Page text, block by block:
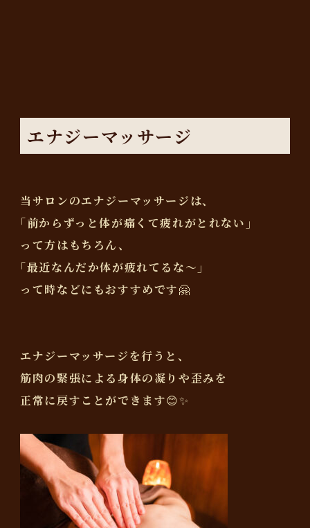
エナジーマッサージ
当サロンのエナジーマッサージは、
｢前からずっと体が痛くて疲れがとれない｣
って方はもちろん、
｢最近なんだか体が疲れてるな〜｣
って時などにもおすすめです🤗
エナジーマッサージを行うと、
筋肉の緊張による身体の凝りや歪みを
正常に戻すことができます😊✨